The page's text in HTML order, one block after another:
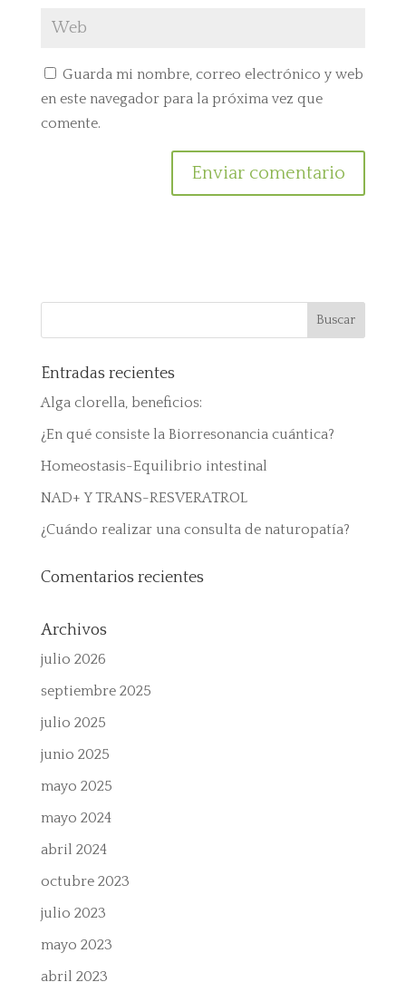
Guarda mi nombre, correo electrónico y web
en este navegador para la próxima vez que
comente.
Entradas recientes
Alga clorella, beneficios:
¿En qué consiste la Biorresonancia cuántica?
Homeostasis-Equilibrio intestinal
NAD+ Y TRANS-RESVERATROL
¿Cuándo realizar una consulta de naturopatía?
Comentarios recientes
Archivos
julio 2026
septiembre 2025
julio 2025
junio 2025
mayo 2025
mayo 2024
abril 2024
octubre 2023
julio 2023
mayo 2023
abril 2023